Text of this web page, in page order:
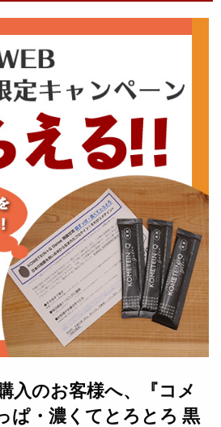
入のお客様へ、『コメ
ぱ・濃くてとろとろ 黒